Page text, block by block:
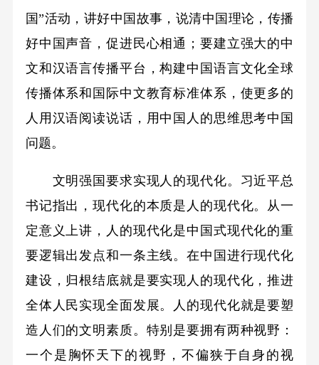
国”活动，讲好中国故事，说清中国理论，传播
好中国声音，促进民心相通；要建立强大的中
文和汉语言传播平台，构建中国语言文化全球
传播体系和国际中文教育标准体系，使更多的
人用汉语阅读说话，用中国人的思维思考中国
问题。
文明强国要求实现人的现代化。习近平总
书记指出，现代化的本质是人的现代化。从一
定意义上讲，人的现代化是中国式现代化的重
要逻辑出发点和一条主线。在中国进行现代化
建设，归根结底就是要实现人的现代化，推进
全体人民实现全面发展。人的现代化就是要塑
造人们的文明素质。特别是要拥有两种视野：
一个是胸怀天下的视野，不偏狭于自身的视